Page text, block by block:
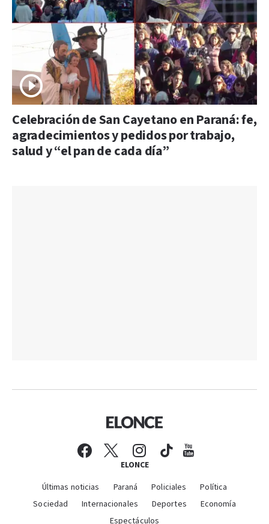
Celebración de San Cayetano en Paraná: fe,
agradecimientos y pedidos por trabajo,
salud y “el pan de cada día”
ELONCE
Últimas noticias Paraná Policiales
Política
Sociedad
Internacionales Deportes
Economía
Espectáculos